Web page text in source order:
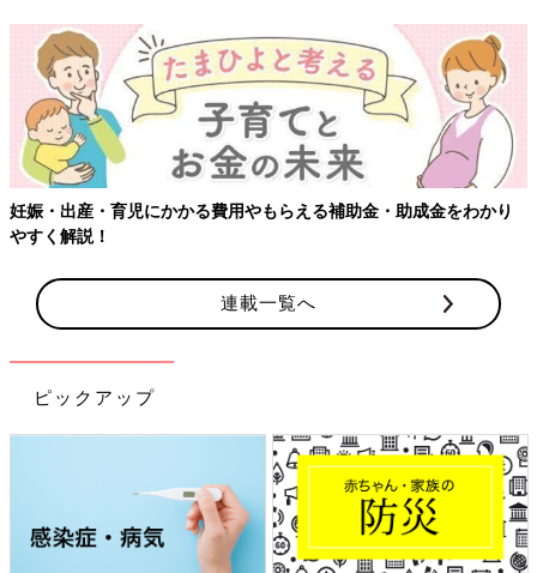
最初はただのぞいてみるだけでいいんです。とにかく“悩んでい
るのはあなただけじゃない”ということを知ってもらえたらと思
います」（中原さん）
緊急事態宣言でさらに追い詰められる多胎児ママた
ちに物資を！
妊娠・出産・育児にかかる費用やもらえる補助金・助成金をわかり
やすく解説！
連載一覧へ
ピックアップ